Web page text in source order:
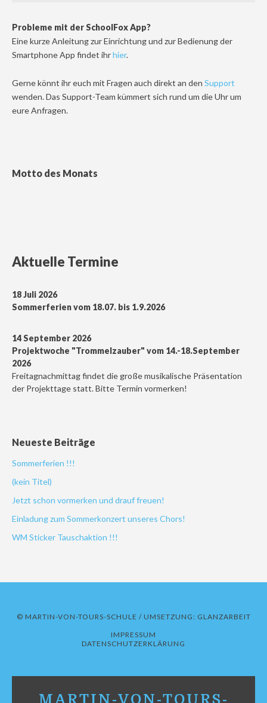
Probleme mit der SchoolFox App?
Eine kurze Anleitung zur Einrichtung und zur Bedienung der
Smartphone App findet ihrhier.
Gerne könnt ihr euch mit Fragen auch direkt an den Support
wenden. Das Support-Team kümmert sich rund um die Uhr um
eure Anfragen.
Motto des Monats
Aktuelle Termine
18 Juli 2026
Sommerferien vom 18.07. bis 1.9.2026
14 September 2026
Projektwoche "Trommelzauber" vom 14.-18.September
2026
Freitagnachmittag findet die große musikalische Präsentation
der Projekttage statt. Bitte Termin vormerken!
Neueste Beiträge
Sommerferien !!!
(kein Titel)
Jetzt schon vormerken und drauf freuen!
Einladung zum Sommerkonzert unseres Chors!
WM Sticker Tauschaktion !!!
© MARTIN-VON-TOURS-SCHULE / UMSETZUNG: GLANZARBEIT
IMPRESSUM
DATENSCHUTZERKLÄRUNG
MARTIN-VON-TOURS-